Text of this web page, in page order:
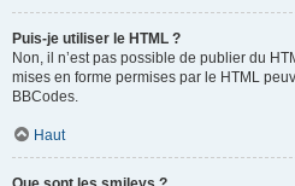
Puis-je utiliser le HTML ?
Non, il n’est pas possible de publier du
mises en forme permises par le HTML
BBCodes.
Haut